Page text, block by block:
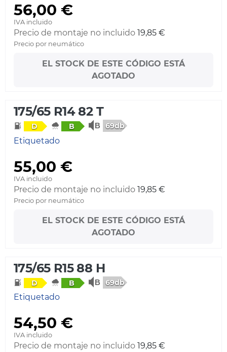
56,00 €
IVA incluido
Precio de montaje no incluido 19,85 €
Precio por neumático
EL STOCK DE ESTE CÓDIGO ESTÁ
AGOTADO
175/65 R14 82 T
D B 69db
Etiquetado
55,00 €
IVA incluido
Precio de montaje no incluido 19,85 €
Precio por neumático
EL STOCK DE ESTE CÓDIGO ESTÁ
AGOTADO
175/65 R15 88 H
D B 69db
Etiquetado
54,50 €
IVA incluido
Precio de montaje no incluido 19,85 €